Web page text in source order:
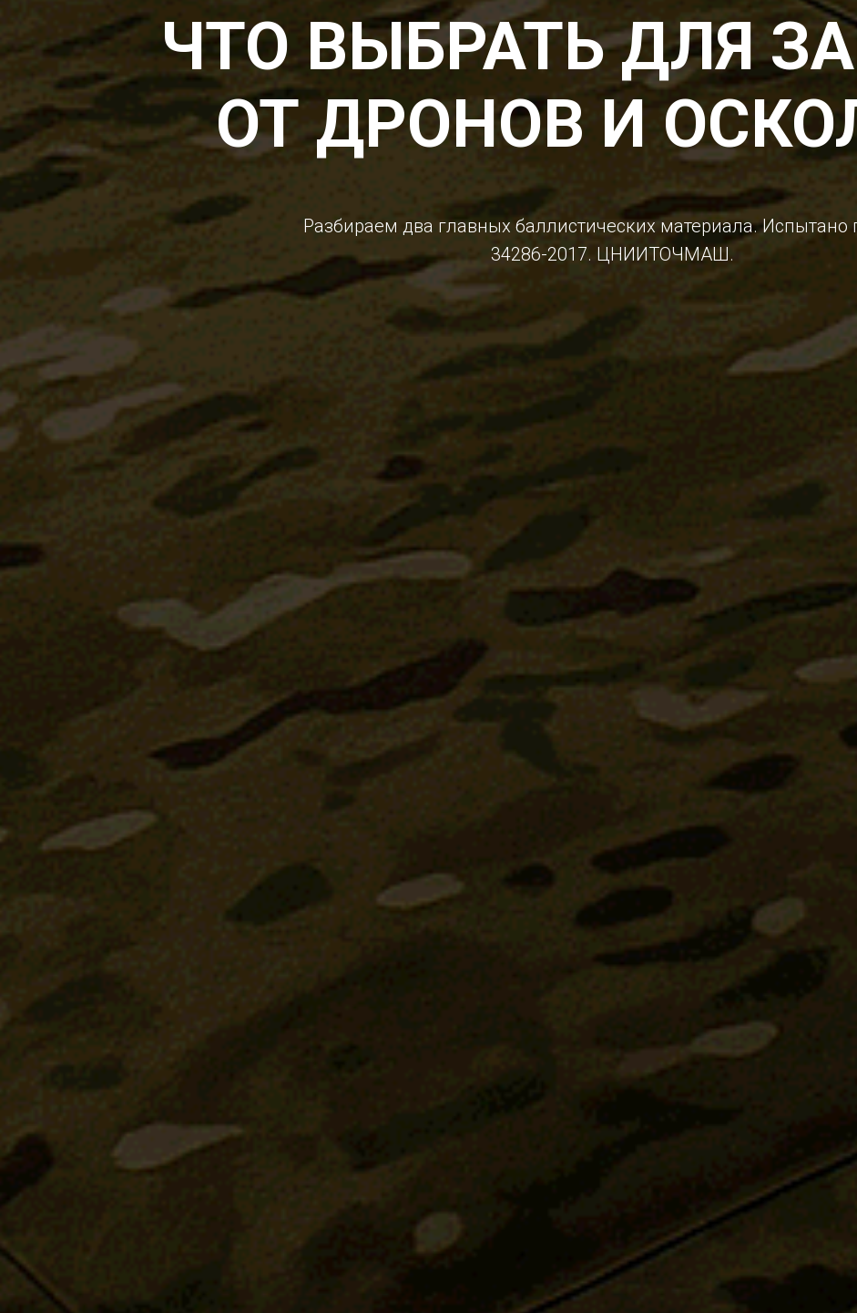
ЧТО ВЫБРАТЬ ДЛЯ
ОТ ДРОНОВ И
Разбираем два главных баллистических материала. Испытано
34286-2017. ЦНИИТОЧМАШ.